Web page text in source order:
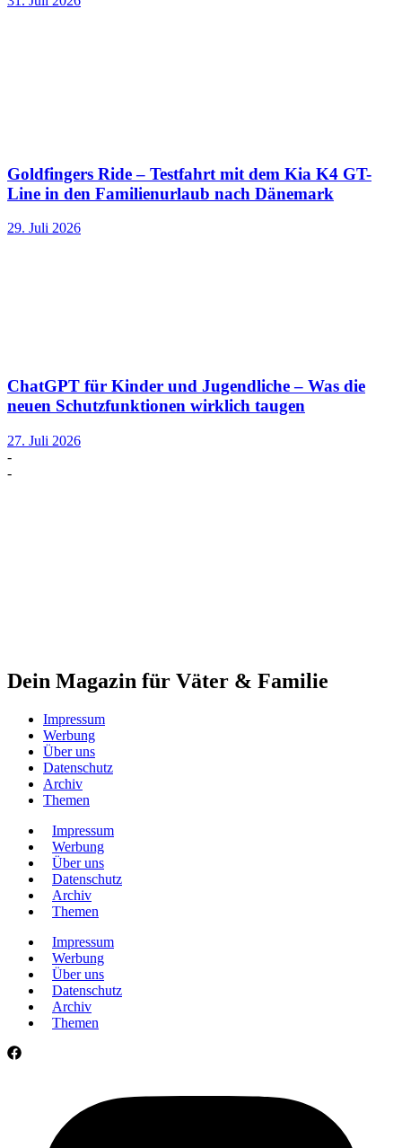
Goldfingers Ride – Testfahrt mit dem Kia K4 GT-
Line in den Familienurlaub nach Dänemark
29. Juli 2026
ChatGPT für Kinder und Jugendliche – Was die
neuen Schutzfunktionen wirklich taugen
27. Juli 2026
-
-
Dein Magazin für Väter & Familie
Impressum
Werbung
Über uns
Datenschutz
Archiv
Themen
Impressum
Werbung
Über uns
Datenschutz
Archiv
Themen
Impressum
Werbung
Über uns
Datenschutz
Archiv
Themen